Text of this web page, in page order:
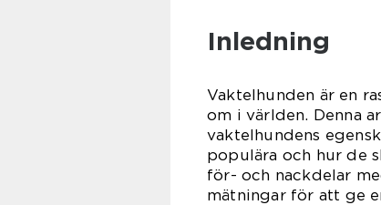
Inledning
Vaktelhunden är en
om i världen. Denna
vaktelhundens
populära och hur de
för- och nackdelar
mätningar för att ge